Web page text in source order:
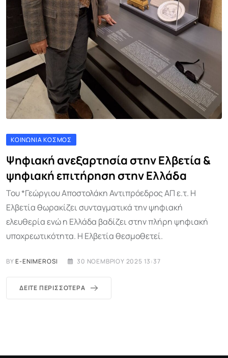
ΚΟΙΝΩΝΊΑ ΚΌΣΜΟΣ
Ψηφιακή ανεξαρτησία στην Ελβετία &
ψηφιακή επιτήρηση στην Ελλάδα
Του *Γεώργιου Αποστολάκη Αντιπρόεδρος ΑΠ ε.τ. Η
Ελβετία θωρακίζει συνταγματικά την ψηφιακή
ελευθερία ενώ η Ελλάδα βαδίζει στην πλήρη ψηφιακή
υποχρεωτικότητα. Η Ελβετία θεσμοθετεί.
BYE-ENIMEROSI 30 ΝΟΕΜΒΡΊΟΥ 2025 13:37
ΔΕΊΤΕ ΠΕΡΙΣΣΌΤΕΡΑ